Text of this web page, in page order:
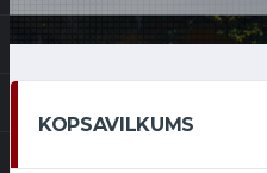
KOPSAVILKUMS